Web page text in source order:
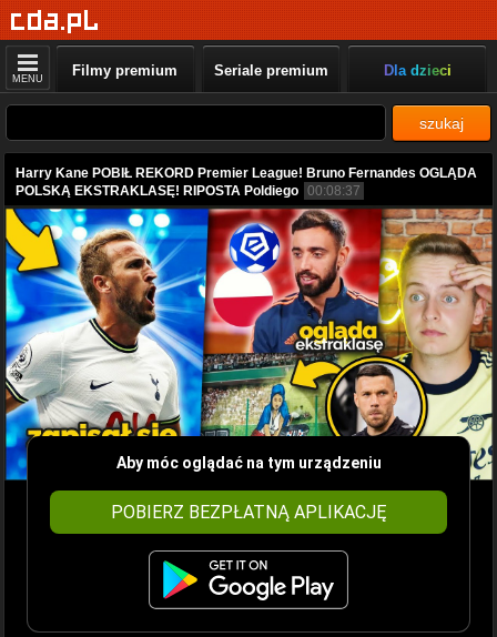
MENU Filmy premium Seriale premium Dla dzieci
szukaj
Harry Kane POBIŁ REKORD Premier League! Bruno Fernandes OGLĄDA
POLSKĄ EKSTRAKLASĘ! RIPOSTA Poldiego 00:08:37
Aby móc oglądać na tym urządzeniu
POBIERZ BEZPŁATNĄ APLIKACJĘ